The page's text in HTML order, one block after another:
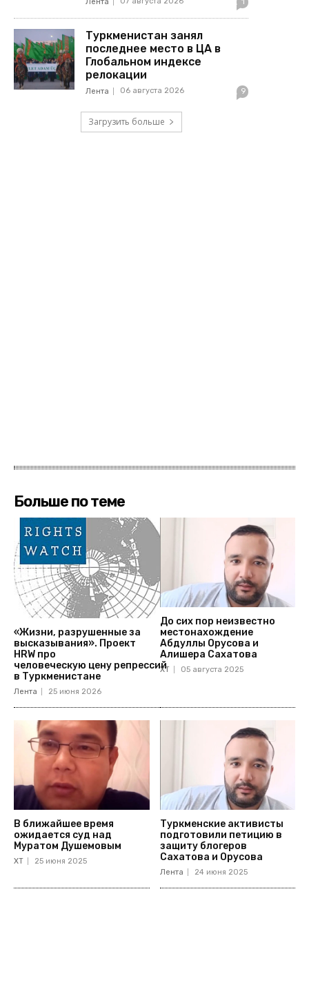
Туркменистан занял
последнее место в ЦА в
Глобальном индексе
релокации
Лента 06 августа 2026 9
Загрузить больше
Больше по теме
«Жизни, разрушенные за
высказывания». Проект
HRW про
человеческую цену репрессий
в Туркменистане
Лента 25 июня 2026
До сих пор неизвестно
местонахождение
Абдуллы Орусова и
Алишера Сахатова
ХТ 05 августа 2025
В ближайшее время
ожидается суд над
Муратом Душемовым
ХТ 25 июня 2025
Туркменские активисты
подготовили петицию в
защиту блогеров
Сахатова и Орусова
Лента 24 июня 2025